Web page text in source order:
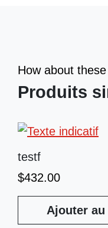
How about
Produits
testf
$432.00
Ajouter